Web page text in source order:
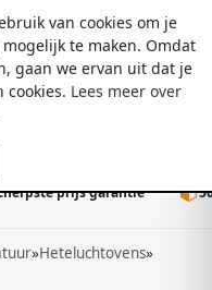
van cookies om je
te maken. Omdat
gaan we ervan uit dat je
cookies. Lees meer over
0
prijs garantie 50K+
»Heteluchtovens»